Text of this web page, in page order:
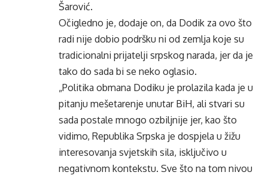
Šarović.
Očigledno je, dodaje on, da Dodik za ovo što
radi nije dobio podršku ni od zemlja koje su
tradicionalni prijatelji srpskog narada, jer da je
tako do sada bi se neko oglasio.
„Politika obmana Dodiku je prolazila kada je u
pitanju mešetarenje unutar BiH, ali stvari su
sada postale mnogo ozbiljnije jer, kao što
vidimo, Republika Srpska je dospjela u žižu
interesovanja svjetskih sila, isključivo u
negativnom kontekstu. Sve što na tom nivou